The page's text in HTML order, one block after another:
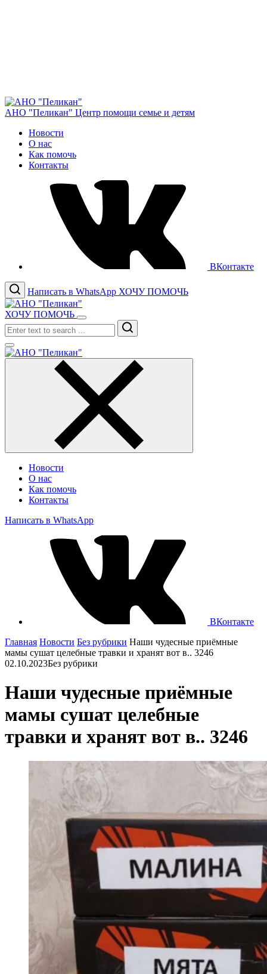
АНО "Пеликан" Центр помощи семье и детям
Новости
О нас
Как помочь
Контакты
ВКонтакте
Написать в WhatsApp ХОЧУ ПОМОЧЬ
ХОЧУ ПОМОЧЬ
Search
Новости
О нас
Как помочь
Контакты
Написать в WhatsApp
ВКонтакте
Главная Новости Без рубрики Наши чудесные приёмные
мамы сушат целебные травки и хранят вот в.. 3246
02.10.2023Без рубрики
Наши чудесные приёмные
мамы сушат целебные
травки и хранят вот в.. 3246